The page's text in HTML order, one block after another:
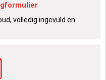
volledig ingevuld en